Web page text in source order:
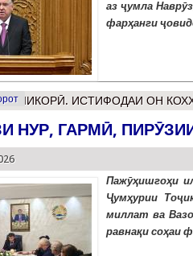
аз ҷумла
фарҳанги
ИСТИФОДАИ ОН
НУР, ГАРМӢ,
Пажӯҳишгоҳи
Ҷумҳурии
миллат ва
равнақи соҳаи